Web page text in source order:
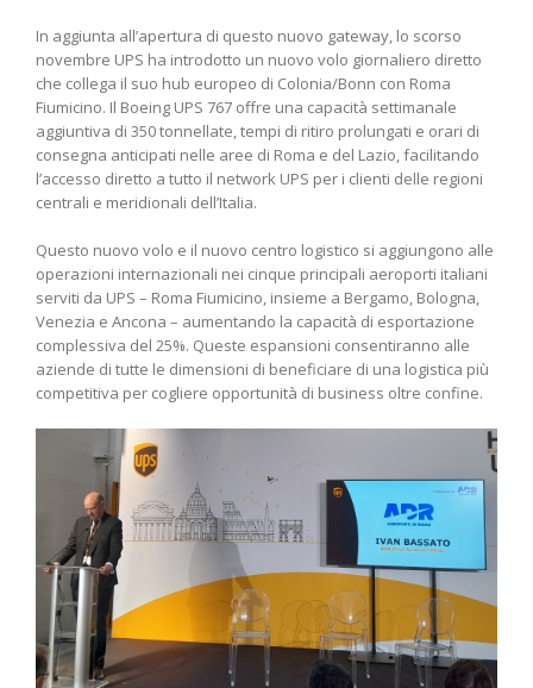
In aggiunta all’apertura di questo nuovo gateway, lo scorso
novembre UPS ha introdotto un nuovo volo giornaliero diretto
che collega il suo hub europeo di Colonia/Bonn con Roma
Fiumicino. Il Boeing UPS 767 offre una capacità settimanale
aggiuntiva di 350 tonnellate, tempi di ritiro prolungati e orari di
consegna anticipati nelle aree di Roma e del Lazio, facilitando
l’accesso diretto a tutto il network UPS per i clienti delle regioni
centrali e meridionali dell’Italia.
Questo nuovo volo e il nuovo centro logistico si aggiungono alle
operazioni internazionali nei cinque principali aeroporti italiani
serviti da UPS – Roma Fiumicino, insieme a Bergamo, Bologna,
Venezia e Ancona – aumentando la capacità di esportazione
complessiva del 25%. Queste espansioni consentiranno alle
aziende di tutte le dimensioni di beneficiare di una logistica più
competitiva per cogliere opportunità di business oltre confine.